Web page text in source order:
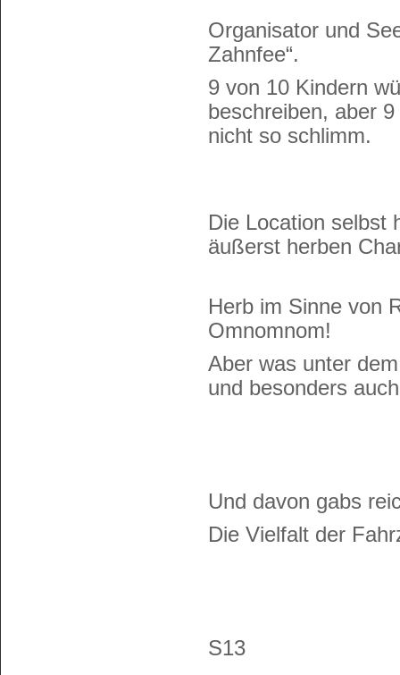
Organisator und
Zahnfee“.
9 von 10 Kindern
beschreiben, aber
nicht so schlimm.
Die Location selbst
äußerst herben
Herb im Sinne von
Omnomnom!
Aber was unter
und besonders
Und davon gabs
Die Vielfalt der
S13